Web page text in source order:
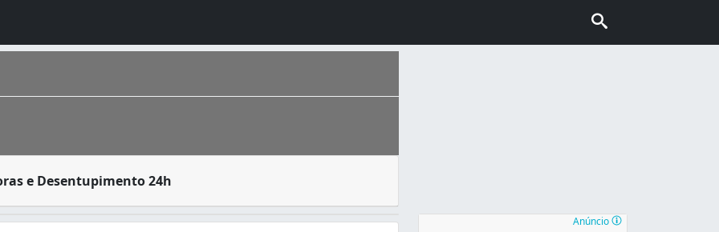
e Desentupimento 24h
todas as idades e de muitas gerações. É uma mistura de sotaques do Nordeste, Sudeste, Norte e Sul do
Anúncio